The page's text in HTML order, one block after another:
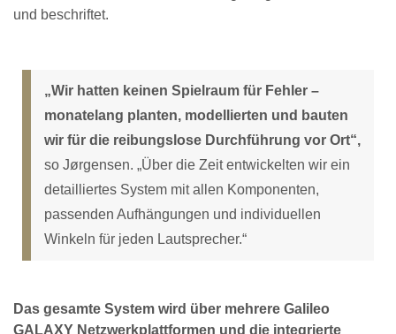
und beschriftet.
„Wir hatten keinen Spielraum für Fehler –
monatelang planten, modellierten und bauten
wir für die reibungslose Durchführung vor Ort“,
so Jørgensen. „Über die Zeit entwickelten wir ein
detailliertes System mit allen Komponenten,
passenden Aufhängungen und individuellen
Winkeln für jeden Lautsprecher.“
Das gesamte System wird über mehrere Galileo
GALAXY Netzwerkplattformen und die integrierte